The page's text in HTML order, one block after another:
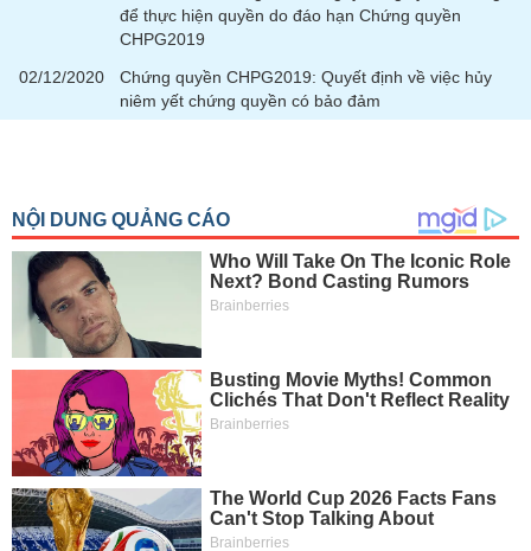
để thực hiện quyền do đáo hạn Chứng quyền
CHPG2019
02/12/2020
Chứng quyền CHPG2019: Quyết định về việc hủy
niêm yết chứng quyền có bảo đảm
Công
Truyền
thông
chính
Dữ
liệu
tài